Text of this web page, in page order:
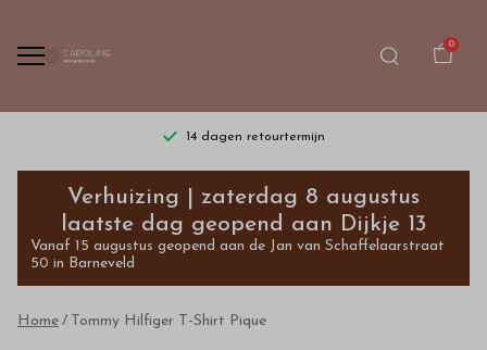
0
14 dagen retourtermijn
Tommy
Hilfiger
T-
Shirt
Verhuizing | zaterdag 8 augustus
laatste dag geopend aan Dijkje 13
Vanaf 15 augustus geopend aan de Jan van Schaffelaarstraat
50 in Barneveld
Home Tommy Hilfiger T-Shirt Pique